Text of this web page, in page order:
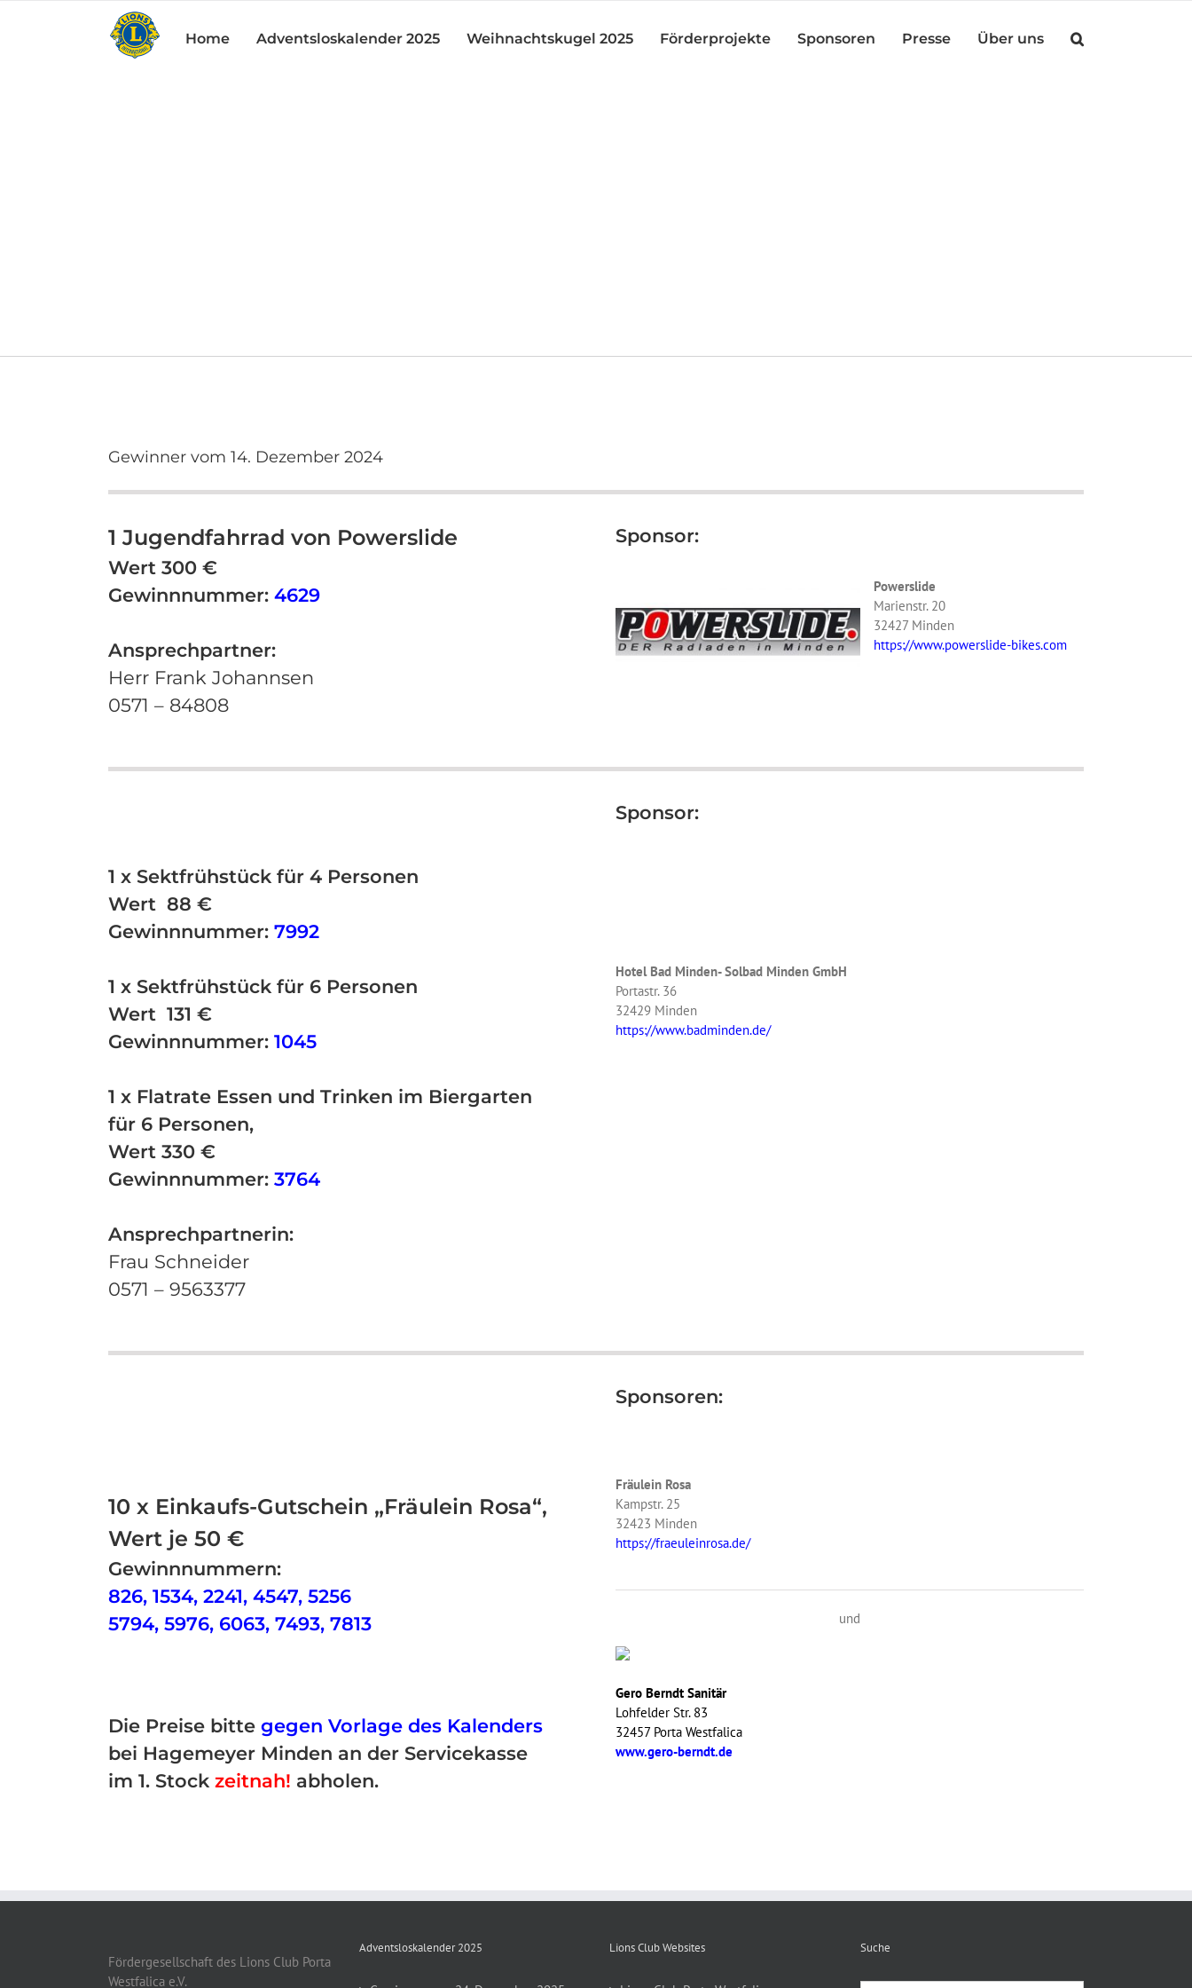
Home Adventsloskalender 2025 Weihnachtskugel 2025 Förderprojekte Sponsoren Presse Über uns
Gewinner vom 14. Dezember 2024
1 Jugendfahrrad von Powerslide
Wert 300 €
Gewinnnummer: 4629
Ansprechpartner:
Herr Frank Johannsen
0571 – 84808
Sponsor:
Powerslide
Marienstr. 20
32427 Minden
https://www.powerslide-bikes.com
1 x Sektfrühstück für 4 Personen
Wert 88 €
Gewinnnummer: 7992
1 x Sektfrühstück für 6 Personen
Wert 131 €
Gewinnnummer: 1045
1 x Flatrate Essen und Trinken im Biergarten
für 6 Personen,
Wert 330 €
Gewinnnummer: 3764
Ansprechpartnerin:
Frau Schneider
0571 – 9563377
Sponsor:
Hotel Bad Minden- Solbad Minden GmbH
Portastr. 36
32429 Minden
https://www.badminden.de/
10 x Einkaufs-Gutschein „Fräulein Rosa“,
Wert je 50 €
Gewinnnummern:
826, 1534, 2241, 4547, 5256
5794, 5976, 6063, 7493, 7813
Die Preise bitte gegen Vorlage des Kalenders
bei Hagemeyer Minden an der Servicekasse
im 1. Stock zeitnah! abholen.
Sponsoren:
Fräulein Rosa
Kampstr. 25
32423 Minden
https://fraeuleinrosa.de/
und
Gero Berndt Sanitär
Lohfelder Str. 83
32457 Porta Westfalica
www.gero-berndt.de
Fördergesellschaft des Lions Club Porta
Westfalica e.V.
Adventsloskalender 2025 Lions Club Websites Suche